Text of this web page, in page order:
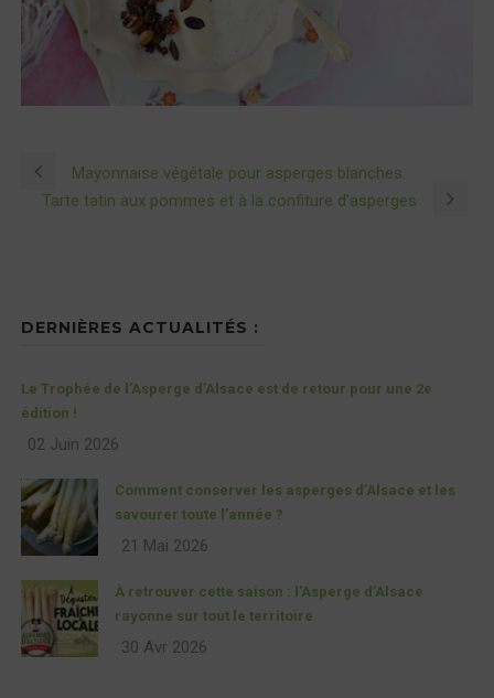
Mayonnaise végétale pour asperges blanches
Tarte tatin aux pommes et à la confiture d’asperges
DERNIÈRES ACTUALITÉS :
Le Trophée de l’Asperge d’Alsace est de retour pour une 2e
édition !
02 Juin 2026
Comment conserver les asperges d’Alsace et les
savourer toute l’année ?
21 Mai 2026
À retrouver cette saison : l’Asperge d’Alsace
rayonne sur tout le territoire
30 Avr 2026